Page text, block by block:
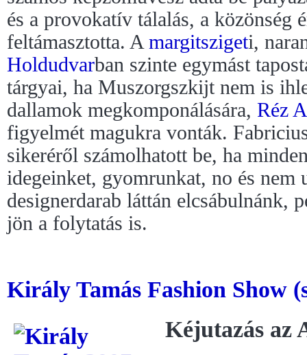
és a provokatív tálalás, a közönség
feltámasztotta. A margitszigeti,
Holdudvarban szinte egymást
tárgyai, ha Muszorgszkijt nem is
dallamok megkomponálására, Réz
figyelmét magukra vonták.
sikeréről számolhatott be, ha
idegeinket, gyomrunkat, no és nem
designerdarab láttán elcsábulnánk,
jön a folytatás is.
Király Tamás Fashion Show
Kéjutazás az